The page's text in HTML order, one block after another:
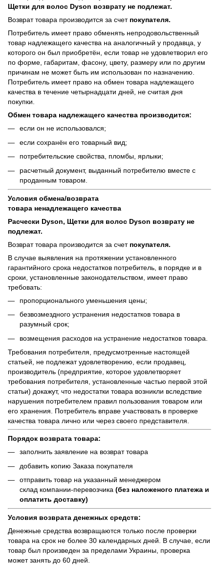
Щетки для волос Dyson возврату не подлежат.
Возврат товара производится за счет покупателя.
Потребитель имеет право обменять непродовольственный
товар надлежащего качества на аналогичный у продавца, у
которого он был приобретён, если товар не удовлетворил его
по форме, габаритам, фасону, цвету, размеру или по другим
причинам не может быть им использован по назначению.
Потребитель имеет право на обмен товара надлежащего
качества в течение четырнадцати дней, не считая дня
покупки.
Обмен товара надлежащего качества производится:
если он не использовался;
если сохранён его товарный вид;
потребительские свойства, пломбы, ярлыки;
расчетный документ, выданный потребителю вместе с
проданным товаром.
Условия обмена/возврата
товара ненадлежащего качества
Расчески Dyson, Щетки для волос Dyson возврату не
подлежат.
Возврат товара производится за счет покупателя.
В случае выявления на протяжении установленного
гарантийного срока недостатков потребитель, в порядке и в
сроки, установленные законодательством, имеет право
требовать:
пропорционального уменьшения цены;
безвозмездного устранения недостатков товара в
разумный срок;
возмещения расходов на устранение недостатков товара.
Требования потребителя, предусмотренные настоящей
статьей, не подлежат удовлетворению, если продавец,
производитель (предприятие, которое удовлетворяет
требования потребителя, установленные частью первой этой
статьи) докажут, что недостатки товара возникли вследствие
нарушения потребителем правил пользования товаром или
его хранения. Потребитель вправе участвовать в проверке
качества товара лично или через своего представителя.
Порядок возврата товара:
заполнить заявление на возврат товара
добавить копию Заказа покупателя
отправить товар на указанный менеджером
склад компании-перевозчика (без наложеного платежа и
оплатить доставку)
Условия возврата денежных средств:
Денежные средства возвращаются только после проверки
товара на срок не более 30 календарных дней. В случае, если
товар был произведен за пределами Украины, проверка
может занять до 60 дней.